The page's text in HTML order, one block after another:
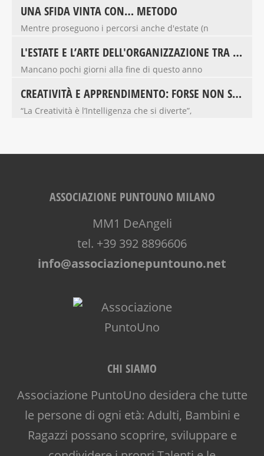
UNA SFIDA VINTA CON… METODO
Mentre proseguono i percorsi anche d'estate (n
L'ESTATE E L’ARTE DELL'ORGANIZZAZIONE TRA GLI 8 E I 16 ANNI
Mancano pochi giorni alla fine di questo anno
CREATIVITÀ E APPRENDIMENTO: FORSE NON SAPEVI CHE...
“La Creatività è l’Intelligenza che si diverte”,
ASSOCIAZIONE PUNTOUNO MILANO
MM1 DeAngeli
tel. +39 392 8896606
info@associazionepuntouno.net
CHI SIAMO
Associazione PuntoUno desidera che tutte
le persone di ogni età: Adulti, Bambini e
Ragazzi possano scoprire, sviluppare e